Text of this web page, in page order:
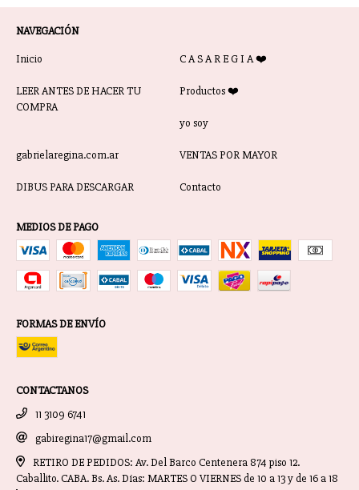
NAVEGACIÓN
Inicio C A S A R E G I A ❤️
LEER ANTES DE HACER TU
COMPRA
Productos ❤️
yo soy
gabrielaregina.com.ar VENTAS POR MAYOR
DIBUS PARA DESCARGAR Contacto
MEDIOS DE PAGO
FORMAS DE ENVÍO
CONTACTANOS
11 3109 6741
gabiregina17@gmail.com
RETIRO DE PEDIDOS: Av. Del Barco Centenera 874 piso 12.
Caballito. CABA. Bs. As. Días: MARTES O VIERNES de 10 a 13 y de 16 a 18